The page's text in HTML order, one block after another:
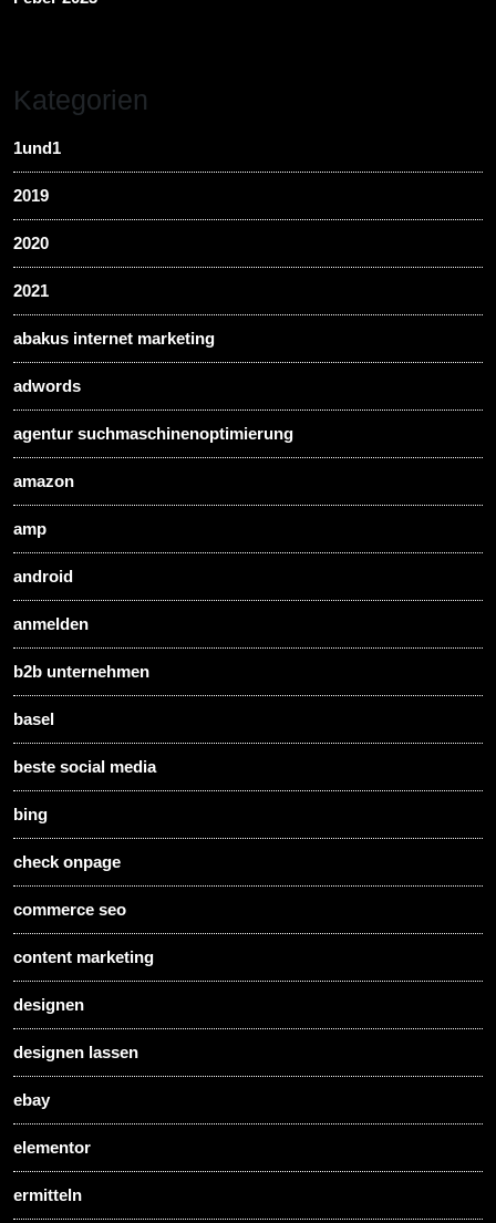
Kategorien
1und1
2019
2020
2021
abakus internet marketing
adwords
agentur suchmaschinenoptimierung
amazon
amp
android
anmelden
b2b unternehmen
basel
beste social media
bing
check onpage
commerce seo
content marketing
designen
designen lassen
ebay
elementor
ermitteln